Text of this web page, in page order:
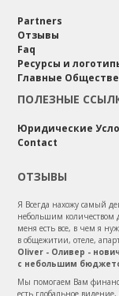
Partners
Отзывы
Faq
Ресурсы и
Главные
ПОЛЕЗНЫЕ
Юридические
Contact
ОТЗЫВЫ
Я Всегда нахожу самый
небольшим количеством
меня есть все, в чем я
в общежитии, отеле,
Oliver - Оливер -
с небольшим
Мы помогаем Вам
есть глобальное